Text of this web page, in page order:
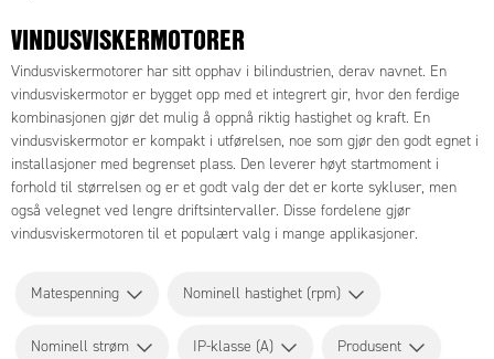
VINDUSVISKERMOTORER
Vindusviskermotorer har sitt opphav i bilindustrien, derav navnet. En
vindusviskermotor er bygget opp med et integrert gir, hvor den ferdige
kombinasjonen gjør det mulig å oppnå riktig hastighet og kraft. En
vindusviskermotor er kompakt i utførelsen, noe som gjør den godt egnet i
installasjoner med begrenset plass. Den leverer høyt startmoment i
forhold til størrelsen og er et godt valg der det er korte sykluser, men
også velegnet ved lengre driftsintervaller. Disse fordelene gjør
vindusviskermotoren til et populært valg i mange applikasjoner.
Matespenning Nominell hastighet (rpm)
Nominell strøm IP-klasse (A) Produsent